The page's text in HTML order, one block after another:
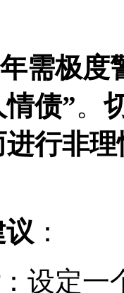
需极度
债”。
行非
：
：设定一